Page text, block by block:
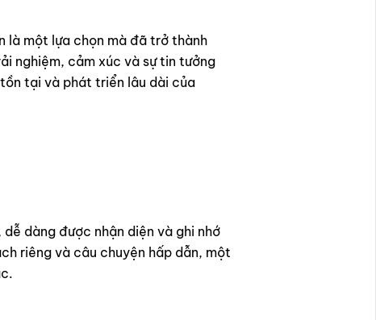
là một lựa chọn mà đã trở thành
nghiệm, cảm xúc và sự tin tưởng
tại và phát triển lâu dài của
dàng được nhận diện và ghi nhớ
riêng và câu chuyện hấp dẫn, một